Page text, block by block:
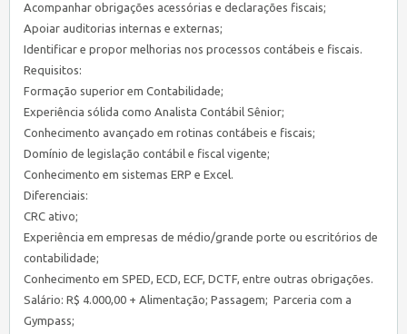
Acompanhar obrigações acessórias e declarações fiscais;
Apoiar auditorias internas e externas;
Identificar e propor melhorias nos processos contábeis e fiscais.
Requisitos:
Formação superior em Contabilidade;
Experiência sólida como Analista Contábil Sênior;
Conhecimento avançado em rotinas contábeis e fiscais;
Domínio de legislação contábil e fiscal vigente;
Conhecimento em sistemas ERP e Excel.
Diferenciais:
CRC ativo;
Experiência em empresas de médio/grande porte ou escritórios de
contabilidade;
Conhecimento em SPED, ECD, ECF, DCTF, entre outras obrigações.
Salário: R$ 4.000,00 + Alimentação; Passagem; Parceria com a
Gympass;